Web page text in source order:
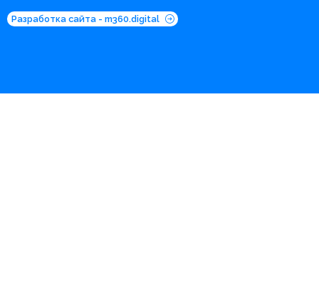
Разработка сайта - m360.digital